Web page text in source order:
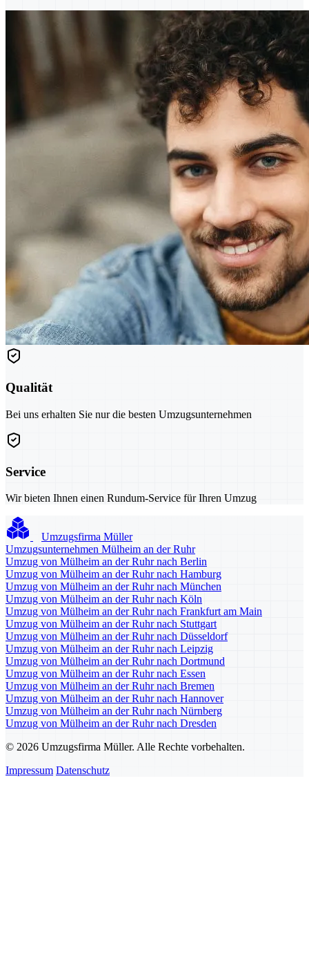
Qualität
Bei uns erhalten Sie nur die besten Umzugsunternehmen
Service
Wir bieten Ihnen einen Rundum-Service für Ihren Umzug
Umzugsfirma Müller
Umzugsunternehmen Mülheim an der Ruhr
Umzug von Mülheim an der Ruhr nach Berlin
Umzug von Mülheim an der Ruhr nach Hamburg
Umzug von Mülheim an der Ruhr nach München
Umzug von Mülheim an der Ruhr nach Köln
Umzug von Mülheim an der Ruhr nach Frankfurt am Main
Umzug von Mülheim an der Ruhr nach Stuttgart
Umzug von Mülheim an der Ruhr nach Düsseldorf
Umzug von Mülheim an der Ruhr nach Leipzig
Umzug von Mülheim an der Ruhr nach Dortmund
Umzug von Mülheim an der Ruhr nach Essen
Umzug von Mülheim an der Ruhr nach Bremen
Umzug von Mülheim an der Ruhr nach Hannover
Umzug von Mülheim an der Ruhr nach Nürnberg
Umzug von Mülheim an der Ruhr nach Dresden
© 2026 Umzugsfirma Müller. Alle Rechte vorbehalten.
Impressum Datenschutz